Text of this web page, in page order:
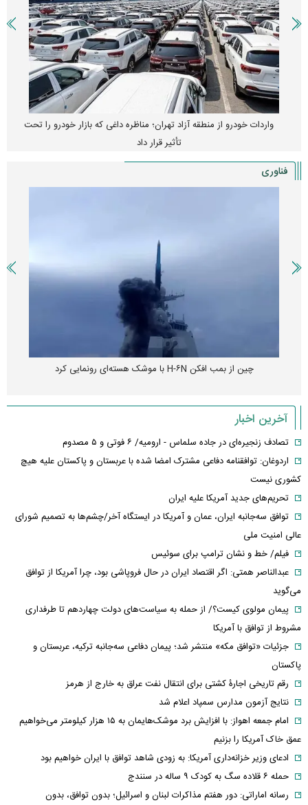
واردات خودرو از منطقه آزاد تهران؛ مناظره داغی که بازار خودرو را تحت
تأثیر قرار داد
فناوری
چین از بمب افکن H-۶N با موشک هسته‌ای رونمایی کرد
آخرین اخبار
تصادف زنجیره‌ای در جاده سلماس - ارومیه/ ۶ فوتی و ۵ مصدوم
اردوغان: توافقنامه دفاعی مشترک امضا شده با عربستان و پاکستان علیه هیچ
کشوری نیست
تحریم‌های جدید آمریکا علیه ایران
توافق سه‌جانبه ایران، عمان و آمریکا در ایستگاه آخر/چشم‌ها به تصمیم شورای
عالی امنیت ملی
فیلم/ خط و نشان ترامپ برای سوئیس
عبدالناصر همتی: اگر اقتصاد ایران در حال فروپاشی بود، چرا آمریکا از توافق
می‌گوید
پیمان مولوی کیست؟/ از حمله به سیاست‌های دولت چهاردهم تا طرفداری
مشروط از توافق با آمریکا
جزئیات «توافق مکه» منتشر شد؛ پیمان دفاعی سه‌جانبه ترکیه، عربستان و
پاکستان
رقم تاریخی اجارۀ کشتی برای انتقال نفت عراق به خارج از هرمز
نتایج آزمون مدارس سمپاد اعلام شد
امام‌ جمعه اهواز: با افزایش برد موشک‌هایمان به ۱۵ هزار کیلومتر می‌خواهیم
عمق خاک آمریکا را بزنیم
ادعای وزیر خزانه‌داری آمریکا: به زودی شاهد توافق با ایران خواهیم بود
حمله ۶ قلاده سگ به کودک ۹ ساله در سنندج
رسانه اماراتی: دور هفتم مذاکرات لبنان و اسرائیل؛ بدون توافق، بدون